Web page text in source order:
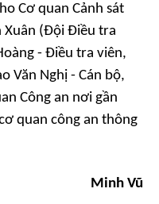
Cơ quan Cảnh sát
Xuân (Đội Điều tra
- Điều tra viên,
Văn Nghị - Cán bộ,
Công an nơi gần
quan công an thông
Minh Vũ